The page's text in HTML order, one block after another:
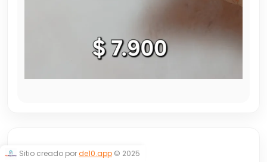
ARGOLLITAS
Sitio creado porde10.app © 2025